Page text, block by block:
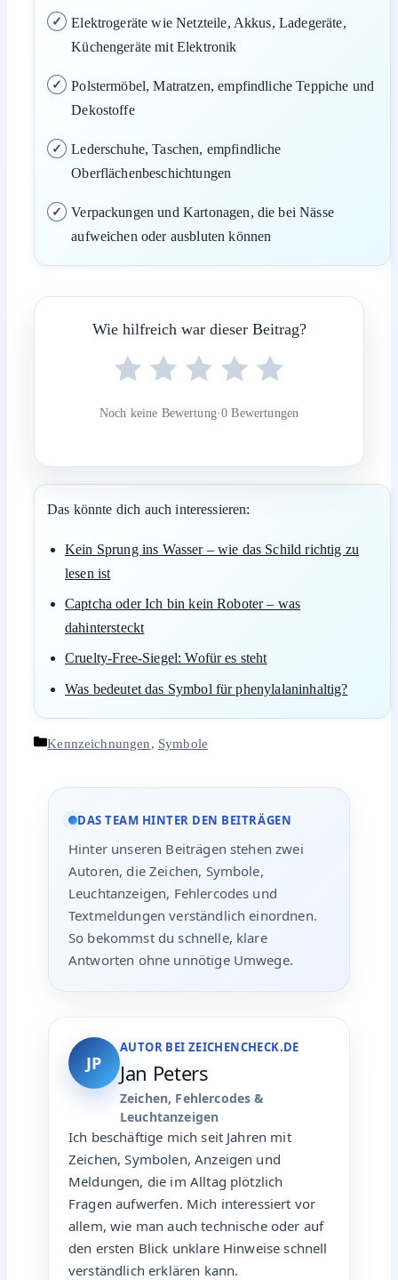
Elektrogeräte wie Netzteile, Akkus, Ladegeräte,
Küchengeräte mit Elektronik
Polstermöbel, Matratzen, empfindliche Teppiche und
Dekostoffe
Lederschuhe, Taschen, empfindliche
Oberflächenbeschichtungen
Verpackungen und Kartonagen, die bei Nässe
aufweichen oder ausbluten können
Wie hilfreich war dieser Beitrag?
Noch keine Bewertung·0 Bewertungen
Das könnte dich auch interessieren:
Kein Sprung ins Wasser – wie das Schild richtig zu
lesen ist
Captcha oder Ich bin kein Roboter – was
dahintersteckt
Cruelty-Free-Siegel: Wofür es steht
Was bedeutet das Symbol für phenylalaninhaltig?
Kategorien
Kennzeichnungen, Symbole
DAS TEAM HINTER DEN BEITRÄGEN
Hinter unseren Beiträgen stehen zwei
Autoren, die Zeichen, Symbole,
Leuchtanzeigen, Fehlercodes und
Textmeldungen verständlich einordnen.
So bekommst du schnelle, klare
Antworten ohne unnötige Umwege.
JP
AUTOR BEI ZEICHENCHECK.DE
Jan Peters
Zeichen, Fehlercodes &
Leuchtanzeigen
Ich beschäftige mich seit Jahren mit
Zeichen, Symbolen, Anzeigen und
Meldungen, die im Alltag plötzlich
Fragen aufwerfen. Mich interessiert vor
allem, wie man auch technische oder auf
den ersten Blick unklare Hinweise schnell
verständlich erklären kann.